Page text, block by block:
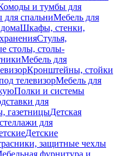
и тумбы для
спальниМебель для
Шкафы, стенки,
Стулья,
столы, столы-
Мебель для
Кронштейны, стойки
телевизорМебель для
Полки и системы
для
газетницыДетская
для
Детские
защитные чехлы
фурнитура и